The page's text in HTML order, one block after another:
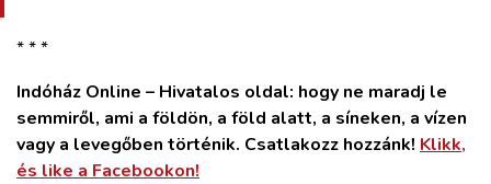
* * *
Indóház Online – Hivatalos oldal: hogy ne maradj le
semmiről, ami a földön, a föld alatt, a síneken, a vízen
vagy a levegőben történik. Csatlakozz hozzánk! Klikk,
és like a Facebookon!